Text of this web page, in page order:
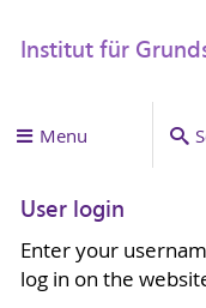
Institut für
Menu
User login
Enter your
log in on the